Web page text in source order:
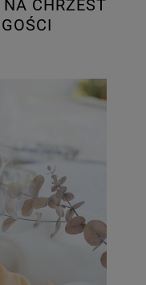
CHRZEST